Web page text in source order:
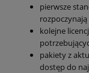
pierwsze
kolejne
pakiety z
dostęp do